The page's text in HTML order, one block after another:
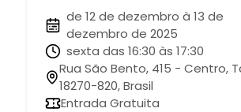
de 12 de dezembro à 13 de
dezembro de 2025
sexta das 16:30 às 17:30
Rua São Bento, 415 - Centro,
18270-820, Brasil
Entrada Gratuita